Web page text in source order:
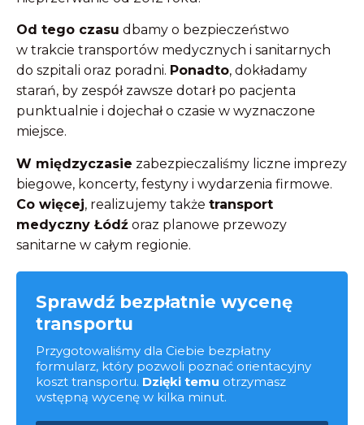
Od tego czasu dbamy o bezpieczeństwo
w trakcie transportów medycznych i sanitarnych
do szpitali oraz poradni. Ponadto, dokładamy
starań, by zespół zawsze dotarł po pacjenta
punktualnie i dojechał o czasie w wyznaczone
miejsce.
W międzyczasie zabezpieczaliśmy liczne imprezy
biegowe, koncerty, festyny i wydarzenia firmowe.
Co więcej, realizujemy także transport
medyczny Łódź oraz planowe przewozy
sanitarne w całym regionie.
Sprawdź bezpłatnie wycenę
transportu
Przygotowaliśmy dla Ciebie bezpłatny
formularz, który pozwoli poznać orientacyjny
koszt transportu. Dzięki temu otrzymasz
wstępną wycenę w kilka minut.